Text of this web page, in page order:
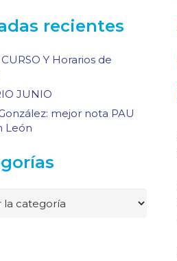
recientes
Y Horarios de
JUNIO
mejor nota PAU
León